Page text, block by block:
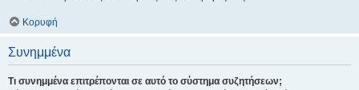
Κορυφή
Συνημμένα
Τι συνημμένα επιτρέπονται σε αυτό το σύστημα συζητήσεων;